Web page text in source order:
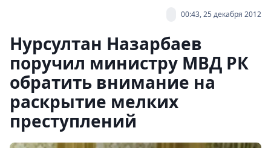
00:43, 25 декабря 2012
Нурсултан Назарбаев
поручил министру МВД РК
обратить внимание на
раскрытие мелких
преступлений